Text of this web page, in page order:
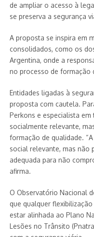
de ampliar o acesso à
se preserva a segurança
A proposta se inspira em
consolidados, como os
Argentina, onde a
no processo de formação
Entidades ligadas à
proposta com cautela.
Perkons e especialista
socialmente relevante,
formação de qualidade.
social relevante, mas não
adequada para não
afirma.
O Observatório Nacional
que qualquer
estar alinhada ao Plano
Lesões no Trânsito